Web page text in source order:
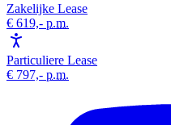
Zakelijke Lease
€ 619,- p.m.
Particuliere Lease
€ 797,- p.m.